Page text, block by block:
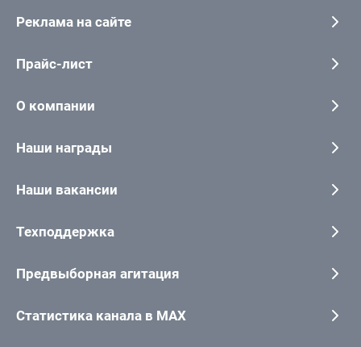
Реклама на сайте
Прайс-лист
О компании
Наши награды
Наши вакансии
Техподдержка
Предвыборная агитация
Статистика канала в MAX